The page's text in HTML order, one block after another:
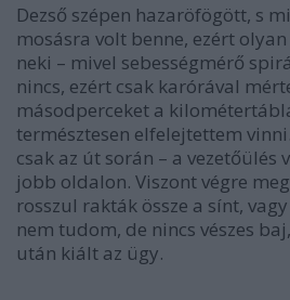
Dezső szépen hazaröfögött, s
mosásra volt benne, ezért
neki – mivel sebességmérő
nincs, ezért csak karórával
másodperceket a
természtesen elfelejtettem
csak az út során – a vezetőülés
jobb oldalon. Viszont végre
rosszul rakták össze a sínt,
nem tudom, de nincs vészes
után kiált az ügy.